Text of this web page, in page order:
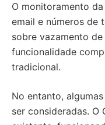
O monitoramento
email e números de
sobre vazamento de
funcionalidade
tradicional.
No entanto,
ser consideradas. O